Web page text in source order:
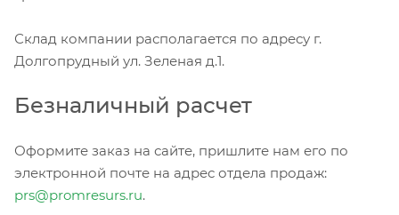
Склад компании располагается по адресу г.
Долгопрудный ул. Зеленая д.1.
Безналичный расчет
Оформите заказ на сайте, пришлите нам его по
электронной почте на адрес отдела продаж:
prs@promresurs.ru.